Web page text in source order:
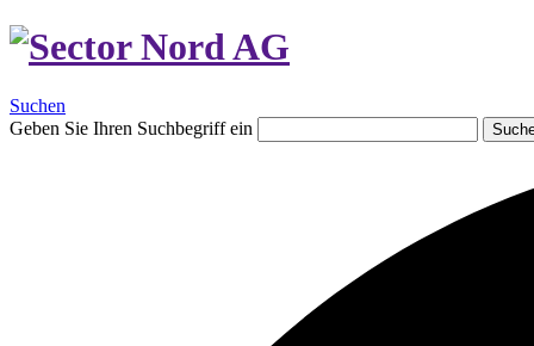
Suchen
Geben Sie Ihren Suchbegriff ein